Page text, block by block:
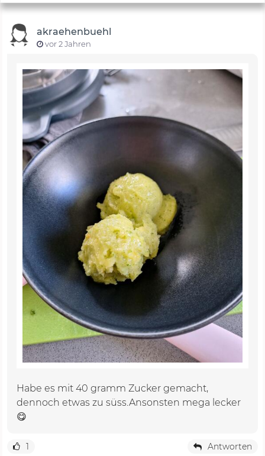
akraehenbuehl
vor 2 Jahren
Habe es mit 40 gramm Zucker gemacht,
dennoch etwas zu süss.Ansonsten mega lecker
😋
1 Antworten